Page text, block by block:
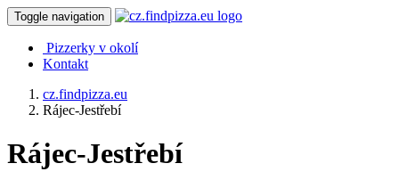
Toggle navigation
Pizzerky v okolí
Kontakt
cz.findpizza.eu
Rájec-Jestřebí
Rájec-Jestřebí